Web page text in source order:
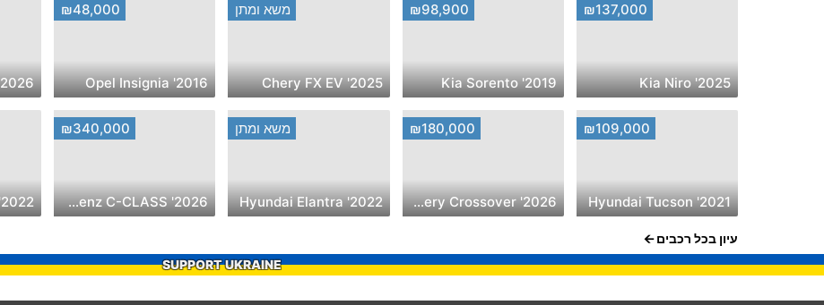
₪137,000
2025' Kia Niro
₪98,900
2019' Kia Sorento
משא ומתן
2025' Chery FX EV
₪48,000
2016' Opel Insignia
₪109,000
2021' Hyundai Tucson
₪180,000
2026' Chery Crossover
משא ומתן
2022' Hyundai Elantra
₪340,000
2026' Mercedes-Benz C-CLASS
2022' Citroen C3
עיון בכל רכבים
SUPPORT UKRAINE